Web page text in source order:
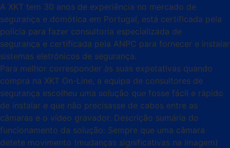
A XKT tem 30 anos de experiência no mercado de
segurança e domótica em Portugal, está certificada pela
polícia para fazer consultoria especializada de
segurança e certificada pela ANPC para fornecer e instalar
sistemas eletrónicos de segurança.
Para melhor corresponder às suas expetativas quando
compra na XKT On-Line, a equipa de consultores de
segurança escolheu uma solução que fosse fácil e rápido
de instalar e que não precisasse de cabos entre as
câmaras e o vídeo gravador. Descrição sumária do
funcionamento da solução: Sempre que uma câmara
detete movimento (mudanças significativas na imagem)